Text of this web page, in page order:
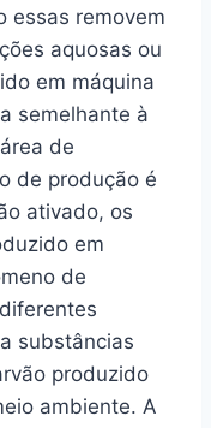
essas removem
aquosas ou
em máquina
semelhante à
de
de produção é
ativado, os
em
de
substâncias
produzido
ambiente. A